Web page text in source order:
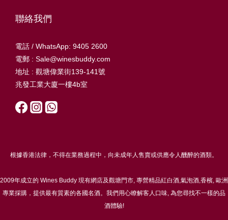
聯絡我們
電話 / WhatsApp: 9405 2600
電郵 : Sale@winesbuddy.com
地址 : 觀塘偉業街139-141號
兆發工業大廈一樓4b室
根據香港法律，不得在業務過程中，向未成年人售賣或供應令人醺醉的酒類。
2009年成立的 Wines Buddy 現有網店及觀塘門市, 專營精品紅白酒,氣泡酒,香檳, 歐洲
專業採購，提供最有質素的各國名酒。我們用心瞭解客人口味, 為您尋找不一樣的品
酒體驗!